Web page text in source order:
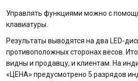
Управлять функциями можно с
клавиатуры.
Результаты выводятся на два LED-
противоположных сторонах весов.
видны и продавцу, и клиентам. На
«ЦЕНА» предусмотрено 5 разрядов